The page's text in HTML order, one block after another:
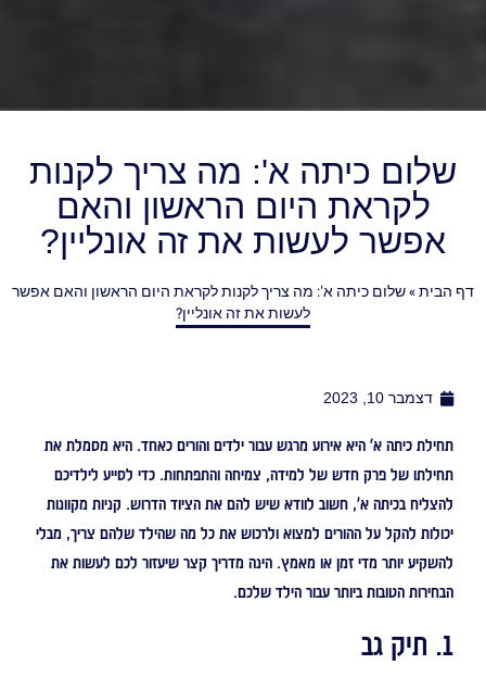
שלום כיתה א': מה צריך לקנות
לקראת היום הראשון והאם
אפשר לעשות את זה אונליין?
דף הבית»שלום כיתה א': מה צריך לקנות לקראת היום הראשון והאם אפשר
לעשות את זה אונליין?
דצמבר 10, 2023
תחילת כיתה א' היא אירוע מרגש עבור ילדים והורים כאחד. היא מסמלת את
תחילתו של פרק חדש של למידה, צמיחה והתפתחות. כדי לסייע לילדיכם
להצליח בכיתה א', חשוב לוודא שיש להם את הציוד הדרוש. קניות מקוונות
יכולות להקל על ההורים למצוא ולרכוש את כל מה שהילד שלהם צריך, מבלי
להשקיע יותר מדי זמן או מאמץ. הינה מדריך קצר שיעזור לכם לעשות את
הבחירות הטובות ביותר עבור הילד שלכם.
1. תיק גב